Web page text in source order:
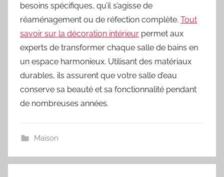
besoins spécifiques, qu’il s’agisse de
réaménagement ou de réfection complète. Tout
savoir sur la décoration intérieur permet aux
experts de transformer chaque salle de bains en
un espace harmonieux. Utilisant des matériaux
durables, ils assurent que votre salle d’eau
conserve sa beauté et sa fonctionnalité pendant
de nombreuses années.
Maison